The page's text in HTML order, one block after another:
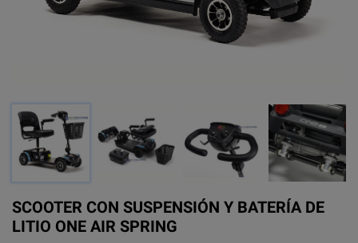
SCOOTER CON SUSPENSIÓN Y BATERÍA DE
LITIO ONE AIR SPRING